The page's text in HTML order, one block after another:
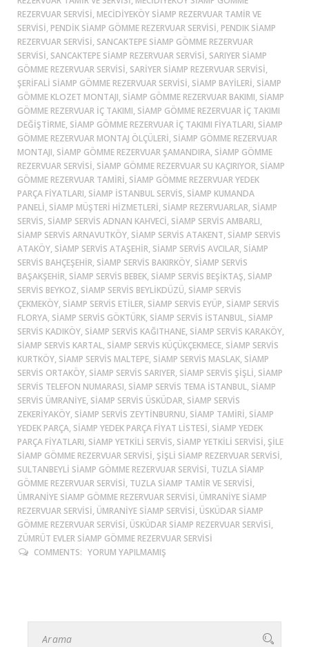
REZERVUAR SERVISI, MECIDIYEKÖY SIAMP REZERVUAR TAMIR VE
SERVISI, PENDIK SIAMP GÖMME REZERVUAR SERVISI, PENDIK SIAMP
REZERVUAR SERVISI, SANCAKTEPE SIAMP GÖMME REZERVUAR
SERVISI, SANCAKTEPE SIAMP REZERVUAR SERVISI, SARIYER SIAMP
GÖMME REZERVUAR SERVISI, SARIYER SIAMP REZERVUAR SERVISI,
ŞERIFALI SIAMP GÖMME REZERVUAR SERVISI, SIAMP BAYILERI, SIAMP
GÖMME KLOZET MONTAJI, SIAMP GÖMME REZERVUAR BAKIMI, SIAMP
GÖMME REZERVUAR İÇ TAKIMI, SIAMP GÖMME REZERVUAR İÇ TAKIMI
DEĞIŞTIRME, SIAMP GÖMME REZERVUAR İÇ TAKIMI FIYATLARI, SIAMP
GÖMME REZERVUAR MONTAJ ÖLÇÜLERI, SIAMP GÖMME REZERVUAR
MONTAJI, SIAMP GÖMME REZERVUAR ŞAMANDIRA, SIAMP GÖMME
REZERVUAR SERVISI, SIAMP GÖMME REZERVUAR SU KAÇIRIYOR, SIAMP
GÖMME REZERVUAR TAMIRI, SIAMP GÖMME REZERVUAR YEDEK
PARÇA FIYATLARI, SIAMP ISTANBUL SERVIS, SIAMP KUMANDA
PANELI, SIAMP MÜŞTERI HIZMETLERI, SIAMP REZERVUARLAR, SIAMP
SERVIS, SIAMP SERVIS ADNAN KAHVECI, SIAMP SERVIS AMBARLI,
SIAMP SERVIS ARNAVUTKÖY, SIAMP SERVIS ATAKENT, SIAMP SERVIS
ATAKÖY, SIAMP SERVIS ATAŞEHIR, SIAMP SERVIS AVCILAR, SIAMP
SERVIS BAHÇEŞEHIR, SIAMP SERVIS BAKIRKÖY, SIAMP SERVIS
BAŞAKŞEHIR, SIAMP SERVIS BEBEK, SIAMP SERVIS BEŞIKTAŞ, SIAMP
SERVIS BEYKOZ, SIAMP SERVIS BEYLIKDÜZÜ, SIAMP SERVIS
ÇEKMEKÖY, SIAMP SERVIS ETILER, SIAMP SERVIS EYÜP, SIAMP SERVIS
FLORYA, SIAMP SERVIS GÖKTÜRK, SIAMP SERVIS ISTANBUL, SIAMP
SERVIS KADIKÖY, SIAMP SERVIS KAĞITHANE, SIAMP SERVIS KARAKÖY,
SIAMP SERVIS KARTAL, SIAMP SERVIS KÜÇÜKÇEKMECE, SIAMP SERVIS
KURTKÖY, SIAMP SERVIS MALTEPE, SIAMP SERVIS MASLAK, SIAMP
SERVIS ORTAKÖY, SIAMP SERVIS SARIYER, SIAMP SERVIS ŞIŞLI, SIAMP
SERVIS TELEFON NUMARASI, SIAMP SERVIS TEMA ISTANBUL, SIAMP
SERVIS ÜMRANIYE, SIAMP SERVIS ÜSKÜDAR, SIAMP SERVIS
ZEKERIYAKÖY, SIAMP SERVIS ZEYTINBURNU, SIAMP TAMIRI, SIAMP
YEDEK PARÇA, SIAMP YEDEK PARÇA FIYAT LISTESI, SIAMP YEDEK
PARÇA FIYATLARI, SIAMP YETKILI SERVIS, SIAMP YETKILI SERVISI, ŞİLE
SIAMP GÖMME REZERVUAR SERVISI, ŞIŞLI SIAMP REZERVUAR SERVISI,
SULTANBEYLİ SIAMP GÖMME REZERVUAR SERVISI, TUZLA SIAMP
GÖMME REZERVUAR SERVISI, TUZLA SIAMP TAMIR VE SERVISI,
ÜMRANIYE SIAMP GÖMME REZERVUAR SERVISI, ÜMRANIYE SIAMP
REZERVUAR SERVISI, ÜMRANIYE SIAMP SERVISI, ÜSKÜDAR SIAMP
GÖMME REZERVUAR SERVISI, ÜSKÜDAR SIAMP REZERVUAR SERVISI,
ZÜMRÜT EVLER SIAMP GÖMME REZERVUAR SERVISI
COMMENTS: YORUM YAPILMAMIŞ